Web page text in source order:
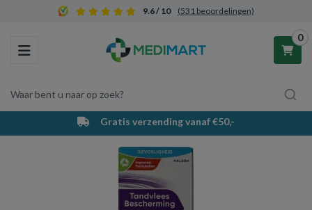
9.6 / 10 (531 beoordelingen)
Toggle navigation
Waar bent u naar op zoek?
0
Winkelwagen
Uw winkelwagen is leeg.
Gratis verzending vanaf €50,-